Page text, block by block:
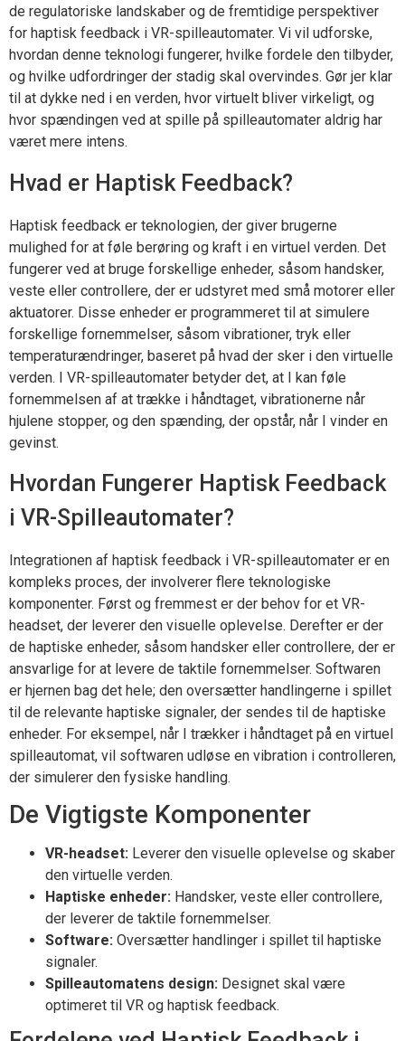
de regulatoriske landskaber og de fremtidige perspektiver
for haptisk feedback i VR-spilleautomater. Vi vil udforske,
hvordan denne teknologi fungerer, hvilke fordele den tilbyder,
og hvilke udfordringer der stadig skal overvindes. Gør jer klar
til at dykke ned i en verden, hvor virtuelt bliver virkeligt, og
hvor spændingen ved at spille på spilleautomater aldrig har
været mere intens.
Hvad er Haptisk Feedback?
Haptisk feedback er teknologien, der giver brugerne
mulighed for at føle berøring og kraft i en virtuel verden. Det
fungerer ved at bruge forskellige enheder, såsom handsker,
veste eller controllere, der er udstyret med små motorer eller
aktuatorer. Disse enheder er programmeret til at simulere
forskellige fornemmelser, såsom vibrationer, tryk eller
temperaturændringer, baseret på hvad der sker i den virtuelle
verden. I VR-spilleautomater betyder det, at I kan føle
fornemmelsen af at trække i håndtaget, vibrationerne når
hjulene stopper, og den spænding, der opstår, når I vinder en
gevinst.
Hvordan Fungerer Haptisk Feedback
i VR-Spilleautomater?
Integrationen af haptisk feedback i VR-spilleautomater er en
kompleks proces, der involverer flere teknologiske
komponenter. Først og fremmest er der behov for et VR-
headset, der leverer den visuelle oplevelse. Derefter er der
de haptiske enheder, såsom handsker eller controllere, der er
ansvarlige for at levere de taktile fornemmelser. Softwaren
er hjernen bag det hele; den oversætter handlingerne i spillet
til de relevante haptiske signaler, der sendes til de haptiske
enheder. For eksempel, når I trækker i håndtaget på en virtuel
spilleautomat, vil softwaren udløse en vibration i controlleren,
der simulerer den fysiske handling.
De Vigtigste Komponenter
VR-headset: Leverer den visuelle oplevelse og skaber
den virtuelle verden.
Haptiske enheder: Handsker, veste eller controllere,
der leverer de taktile fornemmelser.
Software: Oversætter handlinger i spillet til haptiske
signaler.
Spilleautomatens design: Designet skal være
optimeret til VR og haptisk feedback.